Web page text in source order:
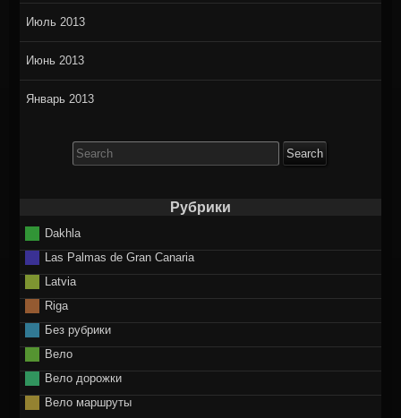
Июль 2013
Июнь 2013
Январь 2013
for:
Рубрики
Dakhla
Las Palmas de Gran Canaria
Latvia
Riga
Без рубрики
Вело
Вело дорожки
Вело маршруты